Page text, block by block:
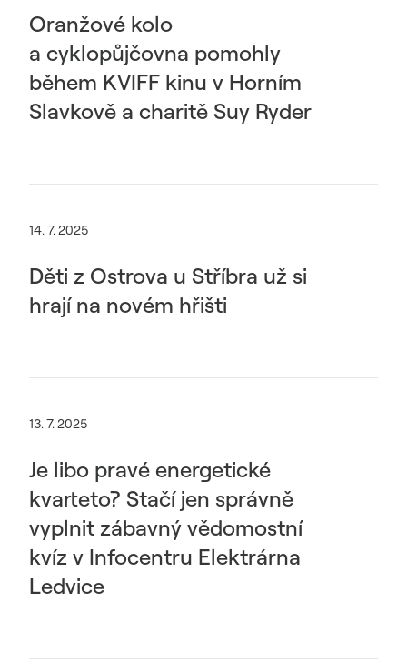
Oranžové kolo
a cyklopůjčovna pomohly
během KVIFF kinu v Horním
Slavkově a charitě Suy Ryder
14. 7. 2025
Děti z Ostrova u Stříbra už si
hrají na novém hřišti
13. 7. 2025
Je libo pravé energetické
kvarteto? Stačí jen správně
vyplnit zábavný vědomostní
kvíz v Infocentru Elektrárna
Ledvice